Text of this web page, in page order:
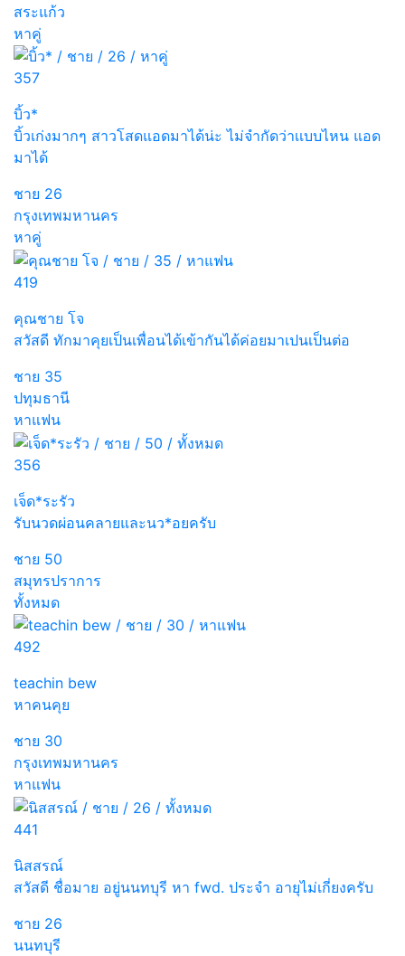
สระแก้ว
หาคู่
357
บิ้ว*
บิ้วเก่งมากๆ สาวโสดแอดมาได้น่ะ ไม่จำกัดว่าเเบบไหน แอด
มาได้
ชาย 26
กรุงเทพมหานคร
หาคู่
419
คุณชาย โจ
สวัสดี ทักมาคุยเป็นเพื่อนได้เข้ากันได้ค่อยมาเปนเป็นต่อ
ชาย 35
ปทุมธานี
หาแฟน
356
เจ็ด*ระรัว
รับนวดผ่อนคลายและนว*อยครับ
ชาย 50
สมุทรปราการ
ทั้งหมด
492
teachin bew
หาคนคุย
ชาย 30
กรุงเทพมหานคร
หาแฟน
441
นิสสรณ์
สวัสดี ชื่อมาย อยู่นนทบุรี หา fwd. ประจำ อายุไม่เกี่ยงครับ
ชาย 26
นนทบุรี